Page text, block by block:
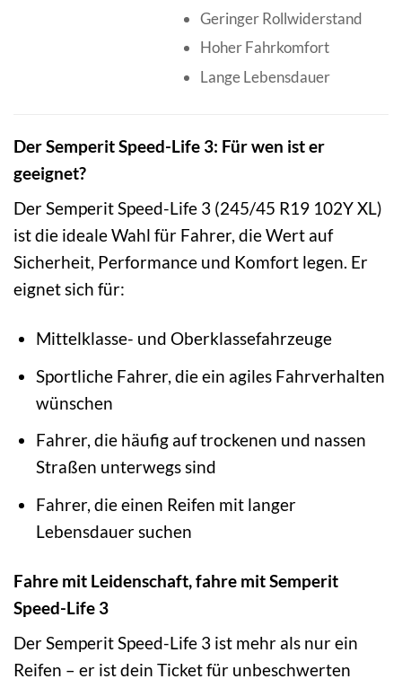
Geringer Rollwiderstand
Hoher Fahrkomfort
Lange Lebensdauer
Der Semperit Speed-Life 3: Für wen ist er
geeignet?
Der Semperit Speed-Life 3 (245/45 R19 102Y XL)
ist die ideale Wahl für Fahrer, die Wert auf
Sicherheit, Performance und Komfort legen. Er
eignet sich für:
Mittelklasse- und Oberklassefahrzeuge
Sportliche Fahrer, die ein agiles Fahrverhalten
wünschen
Fahrer, die häufig auf trockenen und nassen
Straßen unterwegs sind
Fahrer, die einen Reifen mit langer
Lebensdauer suchen
Fahre mit Leidenschaft, fahre mit Semperit
Speed-Life 3
Der Semperit Speed-Life 3 ist mehr als nur ein
Reifen – er ist dein Ticket für unbeschwerten